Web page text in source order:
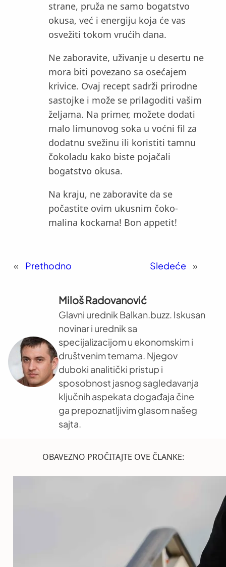
strane, pruža ne samo bogatstvo
okusa, već i energiju koja će vas
osvežiti tokom vrućih dana.
Ne zaboravite, uživanje u desertu ne
mora biti povezano sa osećajem
krivice. Ovaj recept sadrži prirodne
sastojke i može se prilagoditi vašim
željama. Na primer, možete dodati
malo limunovog soka u voćni fil za
dodatnu svežinu ili koristiti tamnu
čokoladu kako biste pojačali
bogatstvo okusa.
Na kraju, ne zaboravite da se
počastite ovim ukusnim čoko-
malina kockama! Bon appetit!
« Prethodno Sledeće »
Miloš Radovanović
Glavni urednik Balkan.buzz. Iskusan
novinar i urednik sa
specijalizacijom u ekonomskim i
društvenim temama. Njegov
duboki analitički pristup i
sposobnost jasnog sagledavanja
ključnih aspekata događaja čine
ga prepoznatljivim glasom našeg
sajta.
OBAVEZNO PROČITAJTE OVE ČLANKE: